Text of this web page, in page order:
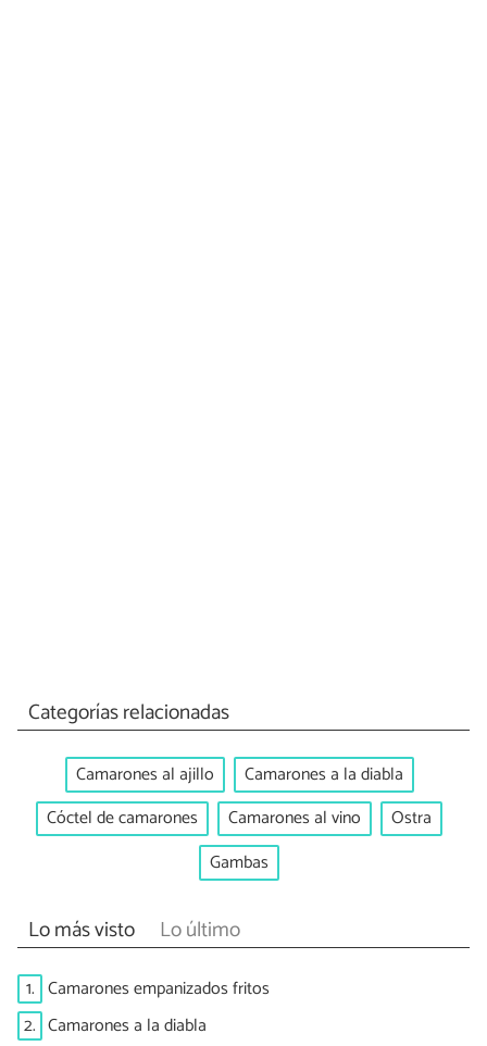
Categorías relacionadas
Camarones al ajillo
Camarones a la diabla
Cóctel de camarones
Camarones al vino
Ostra
Gambas
Lo más visto Lo último
1. Camarones empanizados fritos
2. Camarones a la diabla